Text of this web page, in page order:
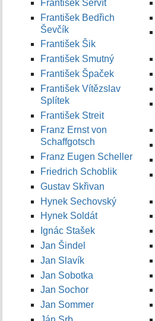
František Servít
František Bedřich
Ševčík
František Šik
František Smutný
František Špaček
František Vítězslav
Splítek
František Streit
Franz Ernst von
Schaffgotsch
Franz Eugen Scheller
Friedrich Schoblik
Gustav Skřivan
Hynek Sechovský
Hynek Soldát
Ignác Stašek
Jan Šindel
Jan Slavík
Jan Sobotka
Jan Sochor
Jan Sommer